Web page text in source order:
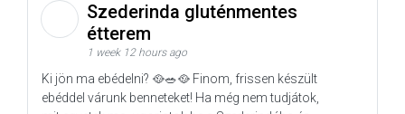
Szederinda gluténmentes
étterem
1 week 12 hours ago
Ki jön ma ebédelni? 🥘🥗🥘 Finom, frissen készült
ebéddel várunk benneteket! Ha még nem tudjátok,